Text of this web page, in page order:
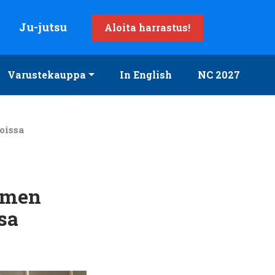
Ju-jutsu Aloita harrastus!
Varustekauppa In English NC 2027